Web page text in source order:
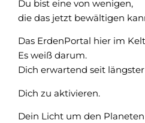
Du bist eine von wenigen,
die das jetzt bewältigen
Das ErdenPortal hier im
Es weiß darum.
Dich erwartend seit
Dich zu aktivieren.
Dein Licht um den